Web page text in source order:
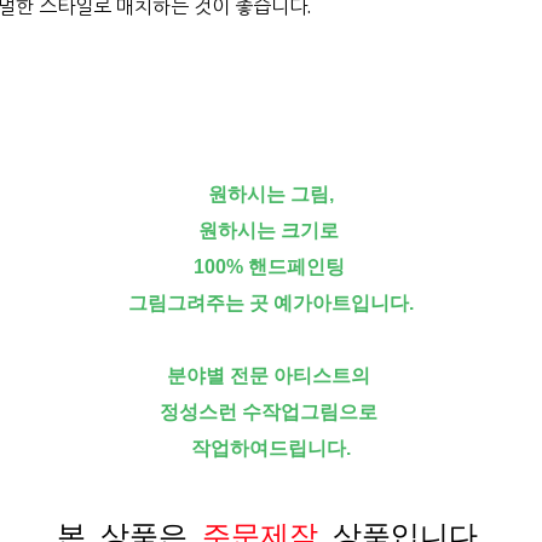
한 스타일로 매치하는 것이 좋습니다.
원하시는 그림,
원하시는 크기로
100% 핸드페인팅
그림그려주는 곳 예가아트입니다.
분야별 전문 아티스트의
정성스런 수작업그림으로
작업하여드립니다.
본 상품은 주문제작 상품입니다.